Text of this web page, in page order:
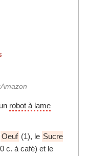
robot à lame
Oeuf (1), le Sucre
c. à café) et le